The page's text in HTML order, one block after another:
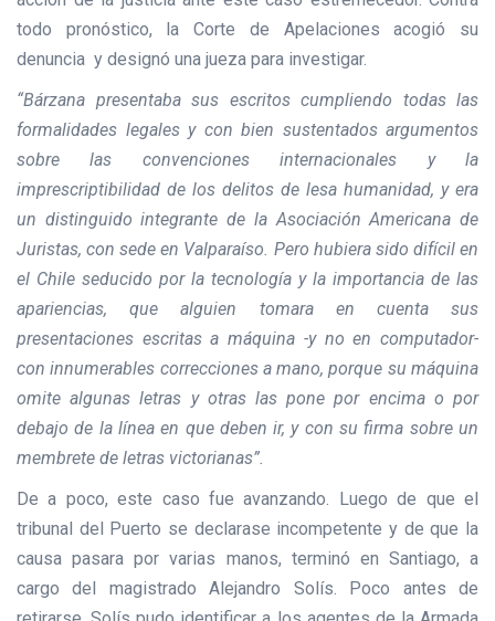
todo pronóstico, la Corte de Apelaciones acogió su
denuncia y designó una jueza para investigar.
“Bárzana presentaba sus escritos cumpliendo todas las
formalidades legales y con bien sustentados argumentos
sobre las convenciones internacionales y la
imprescriptibilidad de los delitos de lesa humanidad, y era
un distinguido integrante de la Asociación Americana de
Juristas, con sede en Valparaíso. Pero hubiera sido difícil en
el Chile seducido por la tecnología y la importancia de las
apariencias, que alguien tomara en cuenta sus
presentaciones escritas a máquina -y no en computador-
con innumerables correcciones a mano, porque su máquina
omite algunas letras y otras las pone por encima o por
debajo de la línea en que deben ir, y con su firma sobre un
membrete de letras victorianas”.
De a poco, este caso fue avanzando. Luego de que el
tribunal del Puerto se declarase incompetente y de que la
causa pasara por varias manos, terminó en Santiago, a
cargo del magistrado Alejandro Solís. Poco antes de